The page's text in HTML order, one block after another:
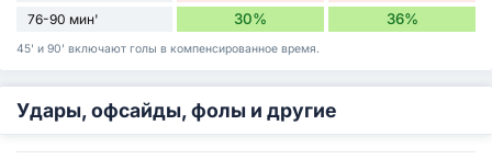
76-90 мин' 30% 36%
45' и 90' включают голы в компенсированное время.
Удары, офсайды, фолы и другие